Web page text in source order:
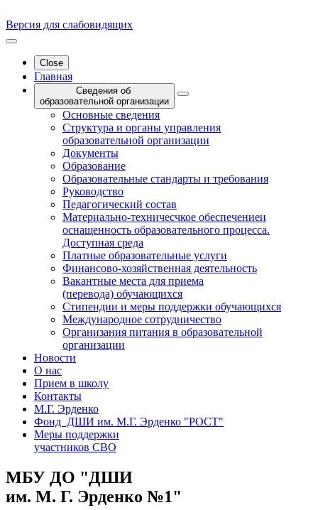
Версия для слабовидящих
Close
Главная
Сведения об
образовательной организации
Основные сведения
Структура и органы управления
образовательной организации
Документы
Образование
Образовательные стандарты и требования
Руководство
Педагогический состав
Материально-техничесчкое обеспечениеи
оснащенность образовательного процесса.
Доступная среда
Платные образовательные услуги
Финансово-хозяйственная деятельность
Вакантные места для приема
(перевода) обучающихся
Стипендии и меры поддержки обучающихся
Международное сотрудничество
Организания питания в образовательной
организации
Новости
О нас
Прием в школу
Контакты
М.Г. Эрденко
Фонд ДШИ им. М.Г. Эрденко "РОСТ"
Меры поддержки
участников СВО
МБУ ДО "ДШИ
им. М. Г. Эрденко №1"